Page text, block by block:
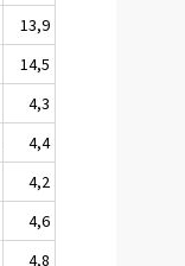
13,9
14,5
4,3
4,4
4,2
4,6
4,8